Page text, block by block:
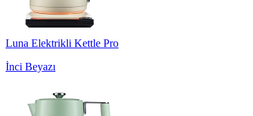
Luna Elektrikli Kettle Pro
İnci Beyazı